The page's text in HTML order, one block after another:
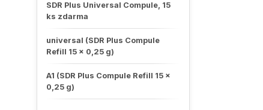
SDR Plus Universal Compule, 15
ks zdarma
universal (SDR Plus Compule
Refill 15 x 0,25 g)
A1 (SDR Plus Compule Refill 15 x
0,25 g)